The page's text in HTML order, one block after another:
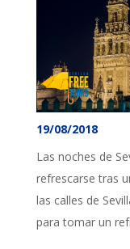
19/08/2018
Las noches de
refrescarse tras
las calles de
para tomar un